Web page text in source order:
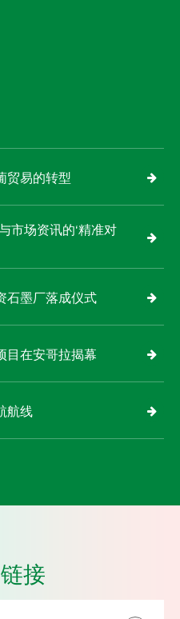
贸易的转型
市场资讯的‘精准对
石墨厂落成仪式
目在安哥拉揭幕
航线
接